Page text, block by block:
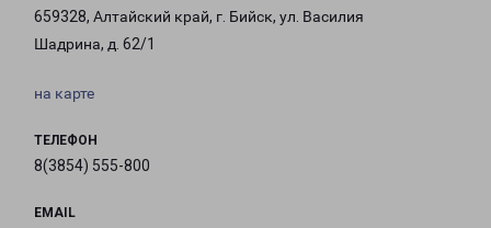
659328, Алтайский край, г. Бийск, ул. Василия
Шадрина, д. 62/1
на карте
ТЕЛЕФОН
8(3854) 555-800
EMAIL